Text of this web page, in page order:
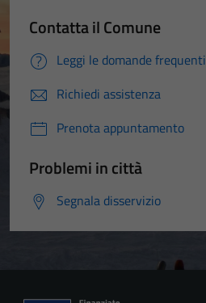
Contatta il Comune
Leggi le domande frequenti
Richiedi assistenza
Prenota appuntamento
Problemi in città
Segnala disservizio